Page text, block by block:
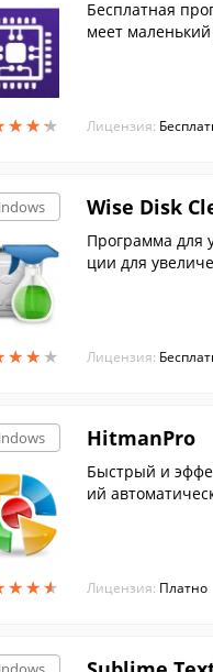
★★★
★★★
Бесплатная
меет
Лицензия:
★★ ★
★★ ★
Wise Disk
Программа для
ции для
Лицензия:
★★★
★★★
HitmanPro
Быстрый и
ий
Лицензия: Платно